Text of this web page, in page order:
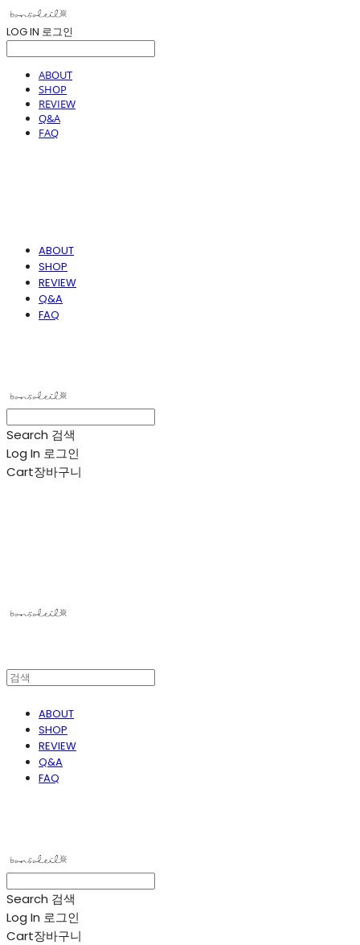
LOG IN 로그인
ABOUT
SHOP
REVIEW
Q&A
FAQ
ABOUT
SHOP
REVIEW
Q&A
FAQ
Search 검색
Log In 로그인
Cart장바구니
ABOUT
SHOP
REVIEW
Q&A
FAQ
Search 검색
Log In 로그인
Cart장바구니